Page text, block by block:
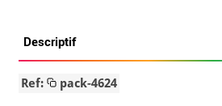
Descriptif
Ref: pack-4624